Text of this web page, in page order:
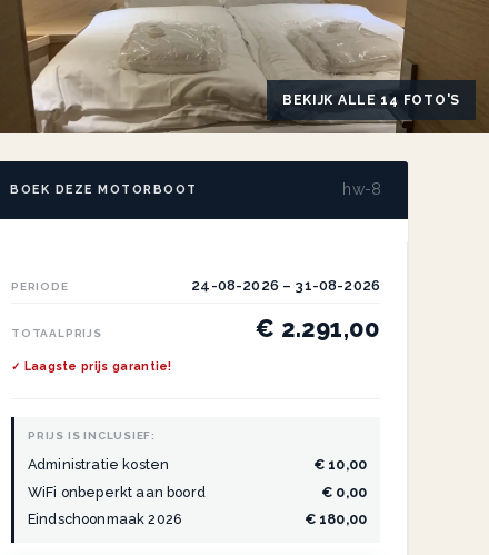
BEKIJK ALLE 14 FOTO'S
BOEK DEZE MOTORBOOT hw-8
PERIODE 24-08-2026 – 31-08-2026
TOTAALPRIJS € 2.291,00
✓ Laagste prijs garantie!
PRIJS IS INCLUSIEF:
Administratie kosten
€ 10,00
WiFi onbeperkt aan boord
€ 0,00
Eindschoonmaak 2026
€ 180,00